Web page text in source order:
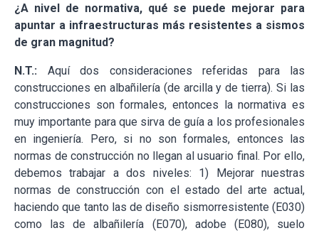
¿A nivel de normativa, qué se puede mejorar para
apuntar a infraestructuras más resistentes a sismos
de gran magnitud?
N.T.: Aquí dos consideraciones referidas para las
construcciones en albañilería (de arcilla y de tierra). Si las
construcciones son formales, entonces la normativa es
muy importante para que sirva de guía a los profesionales
en ingeniería. Pero, si no son formales, entonces las
normas de construcción no llegan al usuario final. Por ello,
debemos trabajar a dos niveles: 1) Mejorar nuestras
normas de construcción con el estado del arte actual,
haciendo que tanto las de diseño sismorresistente (E030)
como las de albañilería (E070), adobe (E080), suelo